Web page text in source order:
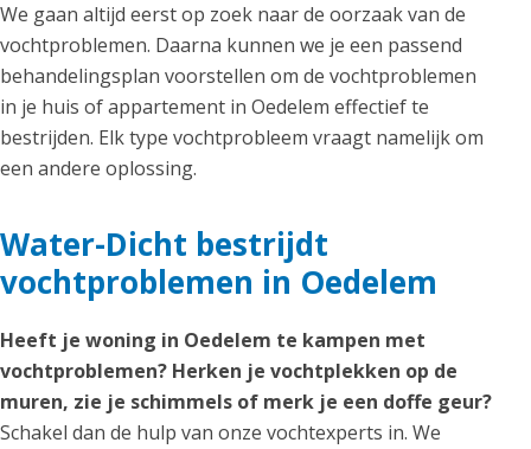
We gaan altijd eerst op zoek naar de oorzaak van de
vochtproblemen. Daarna kunnen we je een passend
behandelingsplan voorstellen om de vochtproblemen
in je huis of appartement in Oedelem effectief te
bestrijden. Elk type vochtprobleem vraagt namelijk om
een andere oplossing.
Water-Dicht bestrijdt
vochtproblemen in Oedelem
Heeft je woning in Oedelem te kampen met
vochtproblemen? Herken je vochtplekken op de
muren, zie je schimmels of merk je een doffe geur?
Schakel dan de hulp van onze vochtexperts in. We